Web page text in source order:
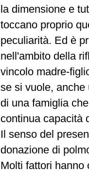
la dimensione e
toccano proprio
peculiarità. Ed è
nell'ambito della
vincolo madre-
se si vuole, anche
di una famiglia
continua capacità
Il senso del
donazione di
Molti fattori hanno